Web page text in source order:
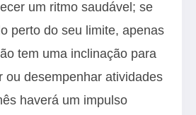
um ritmo saudável; se
perto do seu limite, apenas
tem uma inclinação para
ou desempenhar atividades
haverá um impulso